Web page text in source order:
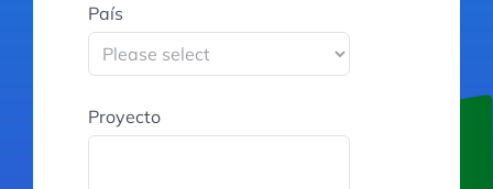
País
Proyecto